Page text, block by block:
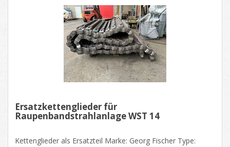
Ersatzkettenglieder für
Raupenbandstrahlanlage WST 14
Kettenglieder als Ersatzteil Marke: Georg Fischer Type: